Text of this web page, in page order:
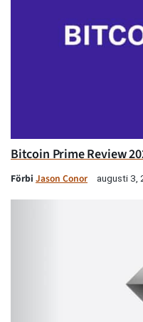
Bitcoin Prime Review
Förbi Jason Conor augusti 3,